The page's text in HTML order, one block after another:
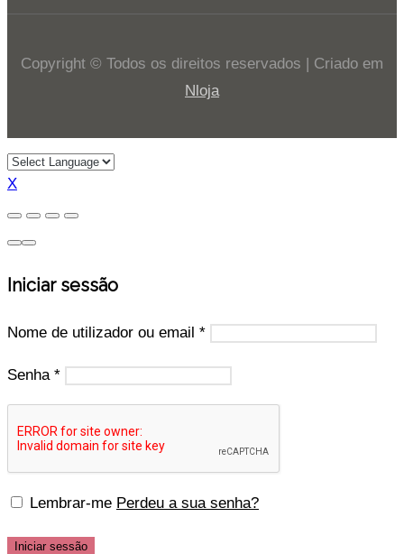
Copyright © Todos os direitos reservados | Criado em
Nloja
X
Iniciar sessão
Nome de utilizador ou email *
Senha *
Lembrar-me Perdeu a sua senha?
Iniciar sessão